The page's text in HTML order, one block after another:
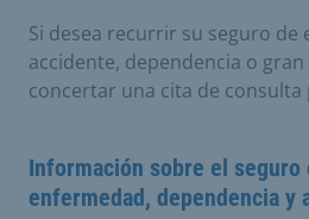
Si desea recurrir su seguro de
accidente, dependencia o
concertar una cita de consulta
Información sobre el seguro
enfermedad, dependencia y